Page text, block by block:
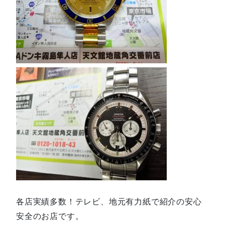
各店実績多数！テレビ、地元有力紙で紹介の安心
安全のお店です。